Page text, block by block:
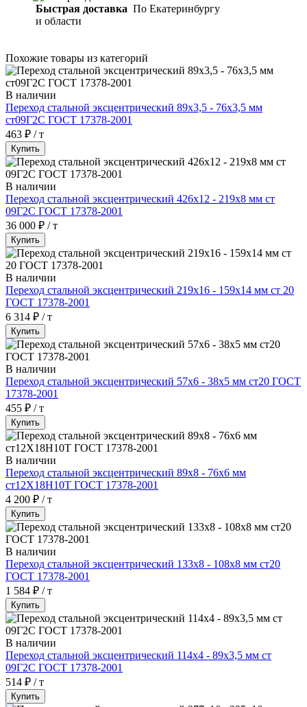
Быстрая доставка По Екатеринбургу
и области
Похожие товары из категорий
В наличии
Переход стальной эксцентрический 89х3,5 - 76х3,5 мм
ст09Г2С ГОСТ 17378-2001
463 ₽ / т
Купить
В наличии
Переход стальной эксцентрический 426х12 - 219х8 мм ст
09Г2С ГОСТ 17378-2001
36 000 ₽ / т
Купить
В наличии
Переход стальной эксцентрический 219х16 - 159х14 мм ст 20
ГОСТ 17378-2001
6 314 ₽ / т
Купить
В наличии
Переход стальной эксцентрический 57х6 - 38х5 мм ст20 ГОСТ
17378-2001
455 ₽ / т
Купить
В наличии
Переход стальной эксцентрический 89х8 - 76х6 мм
ст12Х18Н10Т ГОСТ 17378-2001
4 200 ₽ / т
Купить
В наличии
Переход стальной эксцентрический 133х8 - 108х8 мм ст20
ГОСТ 17378-2001
1 584 ₽ / т
Купить
В наличии
Переход стальной эксцентрический 114х4 - 89х3,5 мм ст
09Г2С ГОСТ 17378-2001
514 ₽ / т
Купить